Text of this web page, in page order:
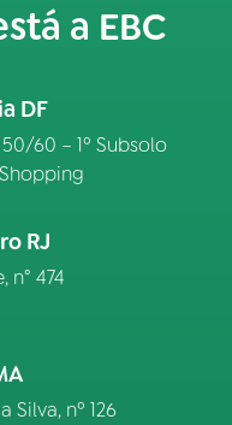
a EBC
DF
60 – 1º Subsolo
RJ
n° 474
Silva, nº 126